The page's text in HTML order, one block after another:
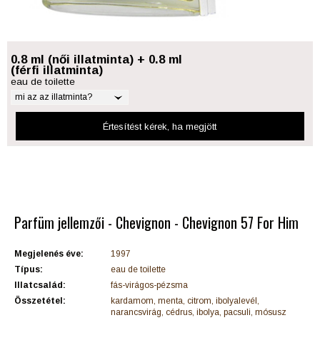
0.8 ml (női illatminta) + 0.8 ml
(férfi illatminta)
eau de toilette
mi az az illatminta?
Értesítést kérek, ha megjött
Parfüm jellemzői - Chevignon - Chevignon 57 For Him
Megjelenés éve:
1997
Típus:
eau de toilette
Illatcsalád:
fás-virágos-pézsma
Összetétel:
kardamom, menta, citrom, ibolyalevél,
narancsvirág, cédrus, ibolya, pacsuli, mósusz